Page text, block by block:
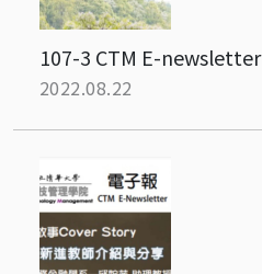
107-3 CTM E-newsletter
2022.08.22